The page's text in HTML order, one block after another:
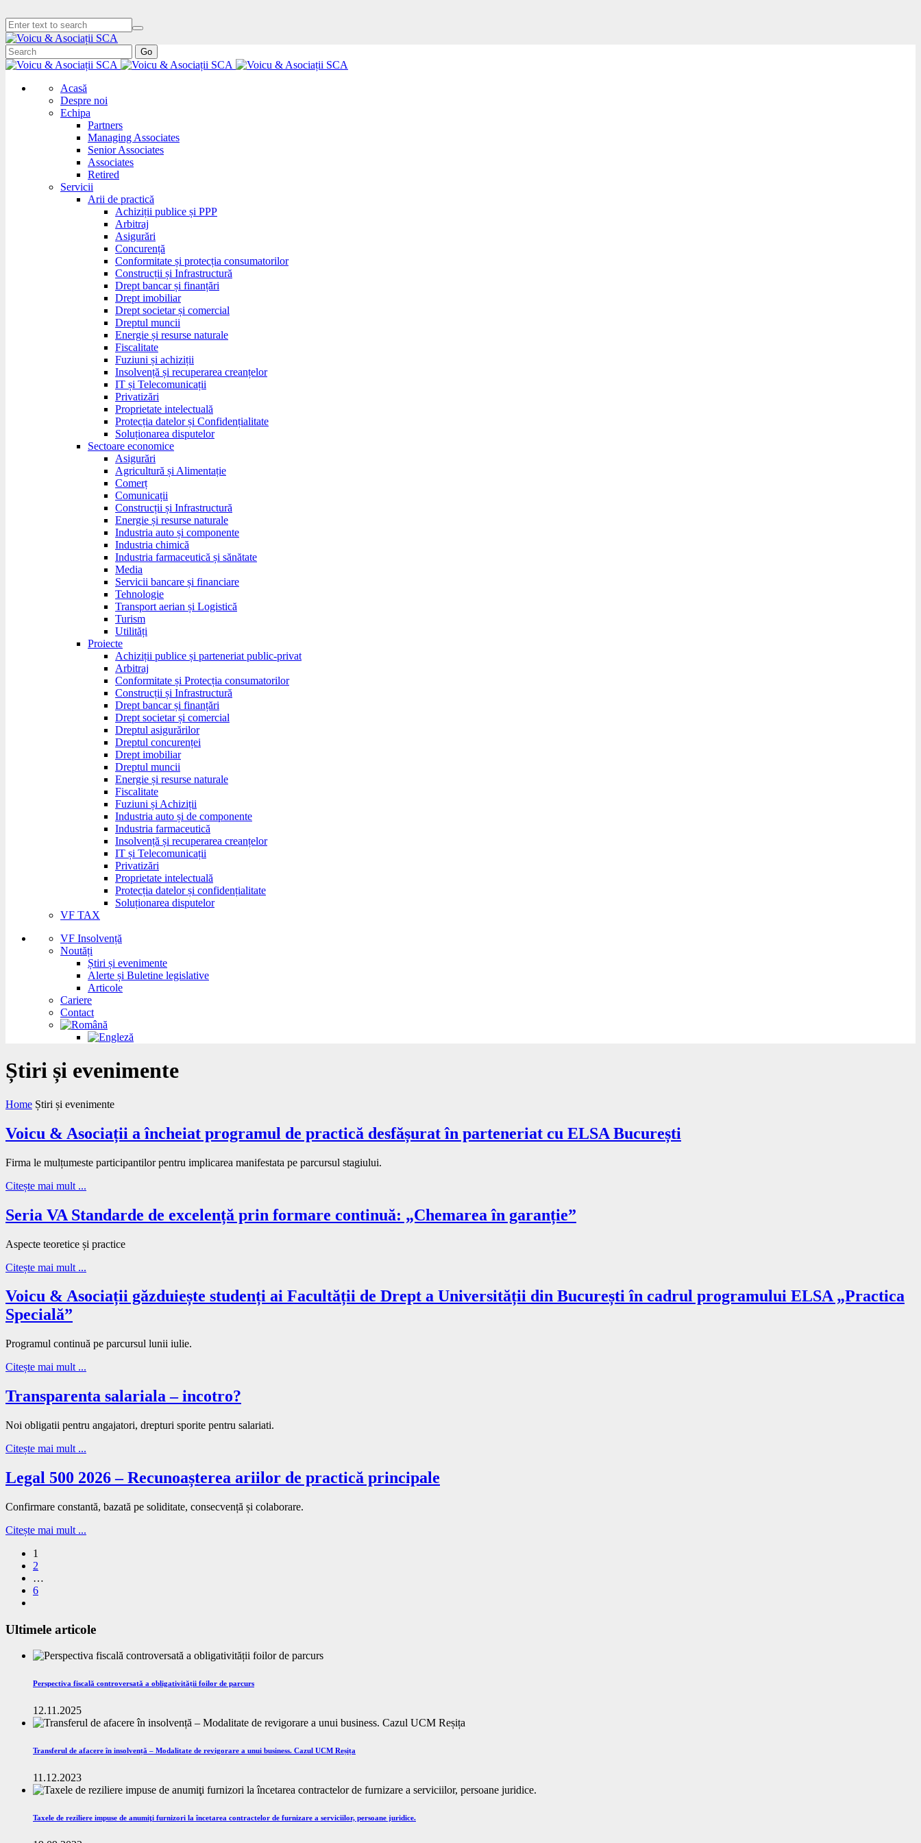
Go
Acasă
Despre noi
Echipa
Partners
Managing Associates
Senior Associates
Associates
Retired
Servicii
Arii de practică
Achiziții publice și PPP
Arbitraj
Asigurări
Concurență
Conformitate și protecția consumatorilor
Construcții și Infrastructură
Drept bancar și finanțări
Drept imobiliar
Drept societar și comercial
Dreptul muncii
Energie și resurse naturale
Fiscalitate
Fuziuni și achiziții
Insolvență și recuperarea creanțelor
IT și Telecomunicații
Privatizări
Proprietate intelectuală
Protecția datelor și Confidențialitate
Soluționarea disputelor
Sectoare economice
Asigurări
Agricultură și Alimentație
Comerț
Comunicații
Construcții și Infrastructură
Energie și resurse naturale
Industria auto și componente
Industria chimică
Industria farmaceutică și sănătate
Media
Servicii bancare și financiare
Tehnologie
Transport aerian și Logistică
Turism
Utilități
Proiecte
Achiziții publice și parteneriat public-privat
Arbitraj
Conformitate și Protecția consumatorilor
Construcții și Infrastructură
Drept bancar și finanțări
Drept societar și comercial
Dreptul asigurărilor
Dreptul concurenței
Drept imobiliar
Dreptul muncii
Energie și resurse naturale
Fiscalitate
Fuziuni și Achiziții
Industria auto și de componente
Industria farmaceutică
Insolvență și recuperarea creanțelor
IT și Telecomunicații
Privatizări
Proprietate intelectuală
Protecția datelor și confidențialitate
Soluționarea disputelor
VF TAX
VF Insolvență
Noutăți
Știri și evenimente
Alerte și Buletine legislative
Articole
Cariere
Contact
Știri și evenimente
Home Știri și evenimente
Voicu & Asociații a încheiat programul de practică desfășurat în parteneriat cu ELSA București
Firma le mulțumeste participantilor pentru implicarea manifestata pe parcursul stagiului.
Citește mai mult ...
Seria VA Standarde de excelență prin formare continuă: „Chemarea în garanție”
Aspecte teoretice și practice
Citește mai mult ...
Voicu & Asociații găzduiește studenți ai Facultății de Drept a Universității din București în cadrul programului ELSA „Practica
Specială”
Programul continuă pe parcursul lunii iulie.
Citește mai mult ...
Transparenta salariala – incotro?
Noi obligatii pentru angajatori, drepturi sporite pentru salariati.
Citește mai mult ...
Legal 500 2026 – Recunoașterea ariilor de practică principale
Confirmare constantă, bazată pe soliditate, consecvență și colaborare.
Citește mai mult ...
1
2
…
6
Ultimele articole
Perspectiva fiscală controversată a obligativității foilor de parcurs
12.11.2025
Transferul de afacere în insolvență – Modalitate de revigorare a unui business. Cazul UCM Reșița
11.12.2023
Taxele de reziliere impuse de anumiţi furnizori la încetarea contractelor de furnizare a serviciilor, persoane juridice.